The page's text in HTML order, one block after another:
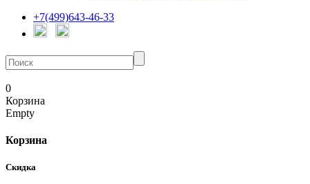
+7(499)643-46-33
0
Корзина
Empty
Корзина
Скидка